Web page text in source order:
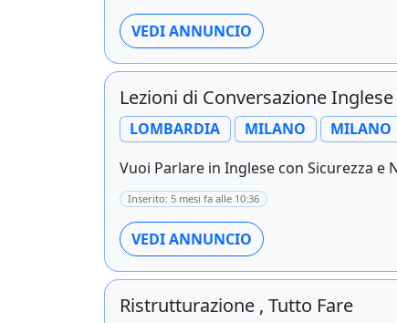
VEDI ANNUNCIO
Lezioni di Conversazione
LOMBARDIA MILANO MILANO
Vuoi Parlare in Inglese con Sicurezza e
Inserito: 5 mesi fa alle 10:36
VEDI ANNUNCIO
Ristrutturazione , Tutto Fare